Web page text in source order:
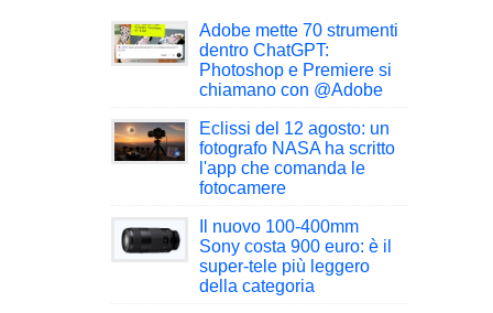
Adobe mette 70 strumenti
dentro ChatGPT:
Photoshop e Premiere si
chiamano con @Adobe
Eclissi del 12 agosto: un
fotografo NASA ha scritto
l'app che comanda le
fotocamere
Il nuovo 100-400mm
Sony costa 900 euro: è il
super-tele più leggero
della categoria